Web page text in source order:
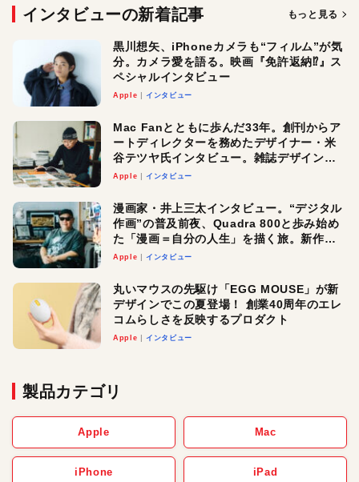
インタビューの新着記事 もっと見る
黒川想矢、iPhoneカメラも“フィルム”が気
分。カメラ愛を語る。映画『免許返納⁉︎』ス
ペシャルインタビュー
Apple インタビュー
Mac Fanとともに歩んだ33年。創刊からア
ートディレクターを務めたデザイナー・米
谷テツヤ氏インタビュー。雑誌デザインの
真髄と今後
Apple インタビュー
漫画家・井上三太インタビュー。“デジタル
作画”の普及前夜、Quadra 800と歩み始め
た「漫画＝自分の人生」を描く旅。新作
『惨家』に込めた想い
Apple インタビュー
丸いマウスの先駆け「EGG MOUSE」が新
デザインでこの夏登場！ 創業40周年のエレ
コムらしさを反映するプロダクト
Apple インタビュー
製品カテゴリ
Apple Mac
iPhone iPad